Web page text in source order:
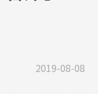
2019-08-08